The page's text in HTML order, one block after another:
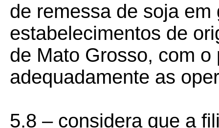
de remessa de soja
estabelecimentos de
de Mato Grosso, com
adequadamente as
5.8 – considera que a